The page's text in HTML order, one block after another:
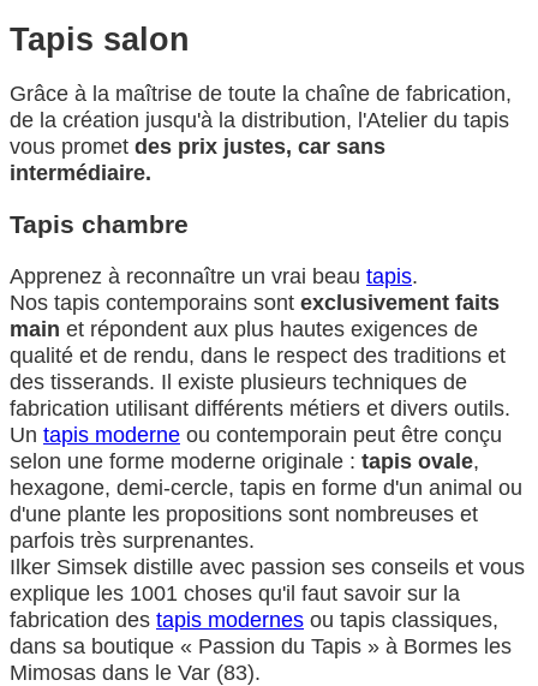
Tapis salon
Grâce à la maîtrise de toute la chaîne de fabrication,
de la création jusqu'à la distribution, l'Atelier du tapis
vous promet des prix justes, car sans
intermédiaire.
Tapis chambre
Apprenez à reconnaître un vrai beau tapis.
Nos tapis contemporains sont exclusivement faits
main et répondent aux plus hautes exigences de
qualité et de rendu, dans le respect des traditions et
des tisserands. Il existe plusieurs techniques de
fabrication utilisant différents métiers et divers outils.
Un tapis moderne ou contemporain peut être conçu
selon une forme moderne originale : tapis ovale,
hexagone, demi-cercle, tapis en forme d'un animal ou
d'une plante les propositions sont nombreuses et
parfois très surprenantes.
Ilker Simsek distille avec passion ses conseils et vous
explique les 1001 choses qu'il faut savoir sur la
fabrication des tapis modernes ou tapis classiques,
dans sa boutique « Passion du Tapis » à Bormes les
Mimosas dans le Var (83).